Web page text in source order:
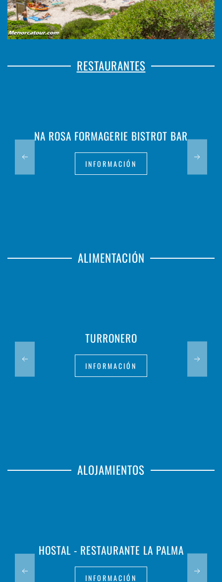
RESTAURANTES
NA ROSA FORMAGERIE BISTROT BAR
INFORMACIÓN
ALIMENTACIÓN
TURRONERO
INFORMACIÓN
ALOJAMIENTOS
HOSTAL - RESTAURANTE LA PALMA
INFORMACIÓN